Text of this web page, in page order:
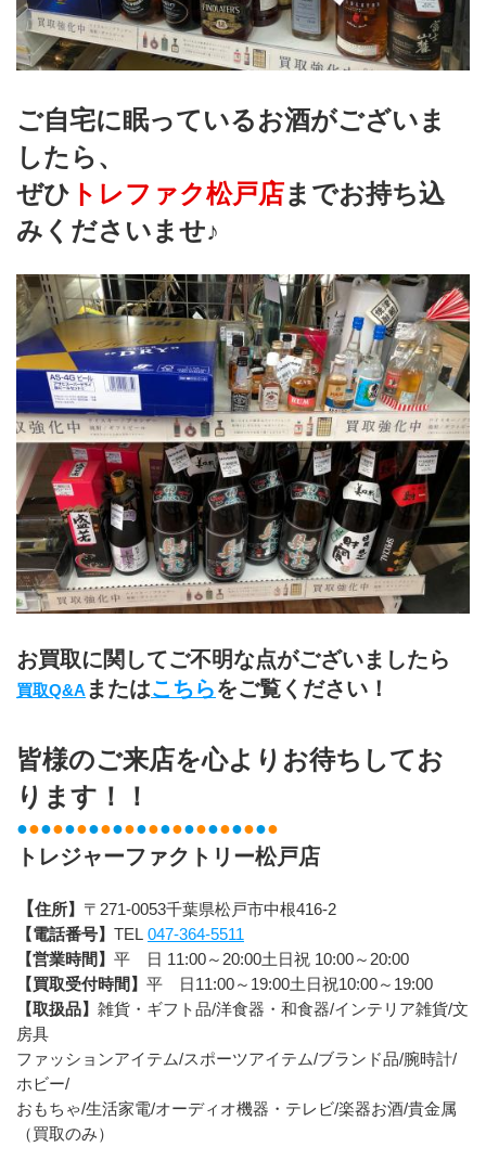
ご自宅に眠っているお酒がございま
したら、
ぜひ トレファク松戸店までお持ち込
みくださいませ♪
お買取に関してご不明な点がございましたら
買取Q&A またはこちらをご覧ください！
皆様のご来店を心よりお待ちしてお
ります！！
●●●●●●●●●●●●●●●●●●●●●●
トレジャーファクトリー松戸店
【住所】 〒271-0053千葉県松戸市中根416-2
【電話番号】 TEL 047-364-5511
【営業時間】 平　日 11:00～20:00土日祝 10:00～20:00
【買取受付時間】 平　日11:00～19:00土日祝10:00～19:00
【取扱品】 雑貨・ギフト品/洋食器・和食器/インテリア雑貨/文
房具
ファッションアイテム/スポーツアイテム/ブランド品/腕時計/
ホビー/
おもちゃ/生活家電/オーディオ機器・テレビ/楽器お酒/貴金属
（買取のみ）